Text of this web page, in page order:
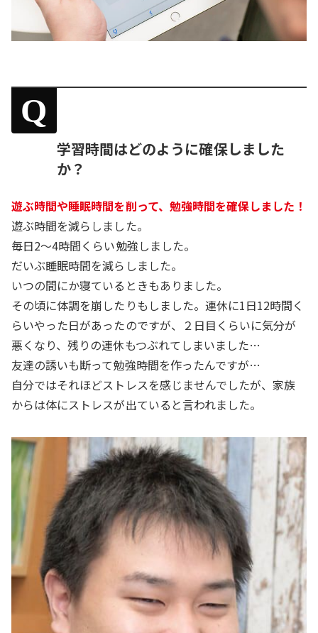
Q
学習時間はどのように確保しました
か？
遊ぶ時間や睡眠時間を削って、勉強時間を確保しました！
遊ぶ時間を減らしました。
毎日2～4時間くらい勉強しました。
だいぶ睡眠時間を減らしました。
いつの間にか寝ているときもありました。
その頃に体調を崩したりもしました。連休に1日12時間く
らいやった日があったのですが、２日目くらいに気分が
悪くなり、残りの連休もつぶれてしまいました…
友達の誘いも断って勉強時間を作ったんですが…
自分ではそれほどストレスを感じませんでしたが、家族
からは体にストレスが出ていると言われました。